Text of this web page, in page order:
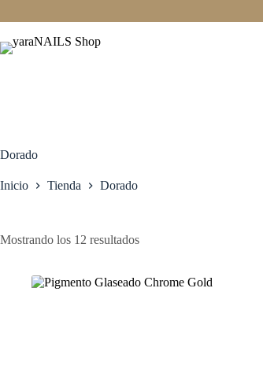
al
contenido
Dorado
Inicio Tienda Dorado
Mostrando los 12 resultados